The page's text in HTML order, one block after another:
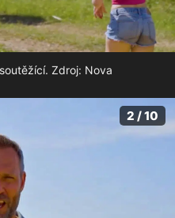
Zdroj: Nova
2 / 10